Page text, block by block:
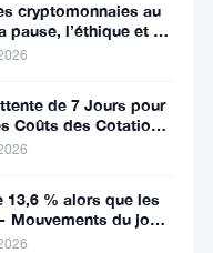
cryptomonnaies au
pause, l’éthique et le
de 7 Jours pour
Coûts des Cotations
13,6 % alors que les
Mouvements du jour